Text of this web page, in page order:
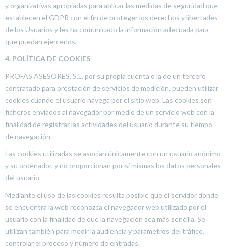
y organizativas apropiadas para aplicar las medidas de seguridad que
establecen el GDPR con el fin de proteger los derechos y libertades
de los Usuarios y les ha comunicado la información adecuada para
que puedan ejercerlos.
4. POLÍTICA DE COOKIES
PROFAS ASESORES, S.L. por su propia cuenta o la de un tercero
contratado para prestación de servicios de medición, pueden utilizar
cookies cuando el usuario navega por el sitio web. Las cookies son
ficheros enviados al navegador por medio de un servicio web con la
finalidad de registrar las actividades del usuario durante su tiempo
de navegación.
Las cookies utilizadas se asocian únicamente con un usuario anónimo
y su ordenador, y no proporcionan por sí mismas los datos personales
del usuario.
Mediante el uso de las cookies resulta posible que el servidor donde
se encuentra la web reconozca el navegador web utilizado por el
usuario con la finalidad de que la navegación sea más sencilla. Se
utilizan también para medir la audiencia y parámetros del tráfico,
controlar el proceso y número de entradas.